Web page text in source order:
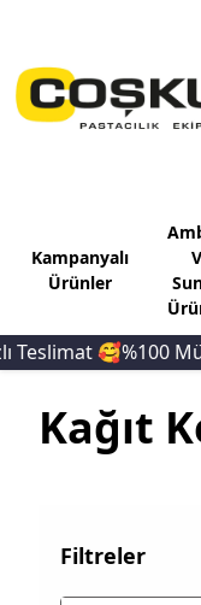
Kampanyalı
Ürünler
Müşteri
Kağıt
Filtreler